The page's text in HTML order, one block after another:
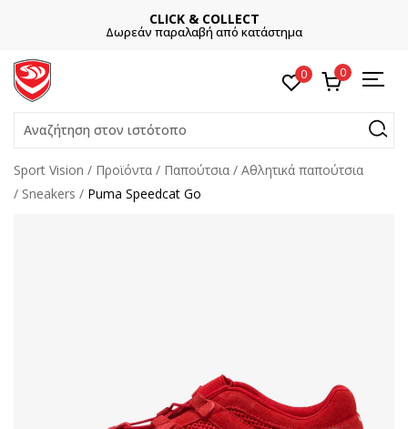
CLICK & COLLECT
Δωρεάν παραλαβή από κατάστημα
0 0
Αναζήτηση στον ιστότοπο
Sport Vision Προϊόντα Παπούτσια
Αθλητικά παπούτσια
Sneakers
Puma Speedcat Go